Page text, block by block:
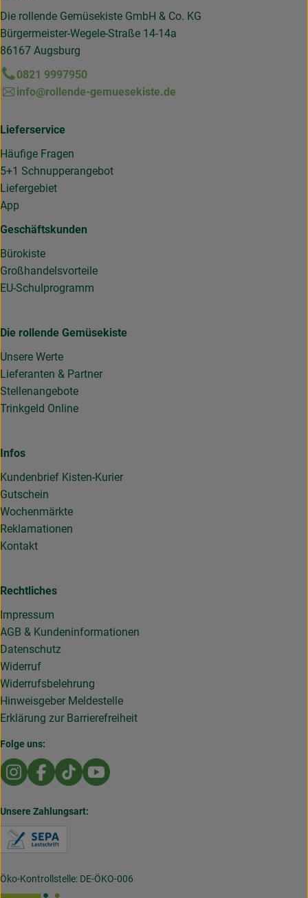
Die rollende Gemüsekiste GmbH & Co. KG
Bürgermeister-Wegele-Straße 14-14a
86167 Augsburg
0821 9997950
info@rollende-gemuesekiste.de
Lieferservice
Häufige Fragen
5+1 Schnupperangebot
Liefergebiet
App
Geschäftskunden
Bürokiste
Großhandelsvorteile
EU-Schulprogramm
Die rollende Gemüsekiste
Unsere Werte
Lieferanten & Partner
Stellenangebote
Trinkgeld Online
Infos
Kundenbrief Kisten-Kurier
Gutschein
Wochenmärkte
Reklamationen
Kontakt
Rechtliches
Impressum
AGB & Kundeninformationen
Datenschutz
Widerruf
Widerrufsbelehrung
Hinweisgeber Meldestelle
Erklärung zur Barrierefreiheit
Folge uns:
Externer Link zu https://www.instagram.com/
Externer Link zu https://www.facebook.com/
Externer Link zu https://www.tiktok.com/
Externer Link zu https://
Unsere Zahlungsart:
Öko-Kontrollstelle: DE-ÖKO-006